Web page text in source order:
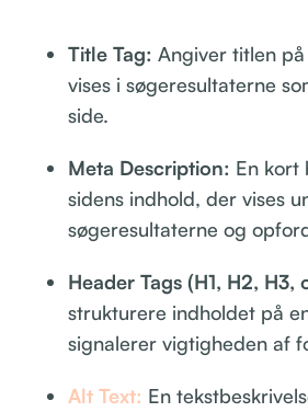
Title Tag: Angiver titlen
vises i søgeresultaterne
side.
Meta Description: En kort
sidens indhold, der vises
søgeresultaterne og
Header Tags (H1, H2, H3,
strukturere indholdet på
signalerer vigtigheden af
Alt Text: En